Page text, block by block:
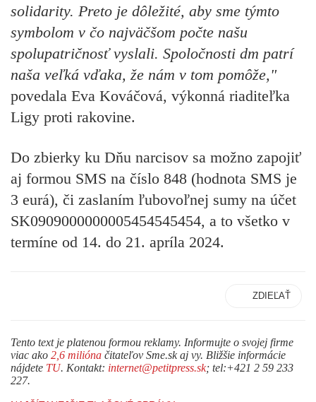
solidarity. Preto je dôležité, aby sme týmto
symbolom v čo najväčšom počte našu
spolupatričnosť vyslali. Spoločnosti dm patrí
naša veľká vďaka, že nám v tom pomôže,"
povedala Eva Kováčová, výkonná riaditeľka
Ligy proti rakovine.
Do zbierky ku Dňu narcisov sa možno zapojiť
aj formou SMS na číslo 848 (hodnota SMS je
3 eurá), či zaslaním ľubovoľnej sumy na účet
SK0909000000005454545454, a to všetko v
termíne od 14. do 21. apríla 2024.
ZDIEĽAŤ
Tento text je platenou formou reklamy. Informujte o svojej firme
viac ako 2,6 milióna čitateľov Sme.sk aj vy. Bližšie informácie
nájdete TU. Kontakt: internet@petitpress.sk; tel:+421 2 59 233
227.